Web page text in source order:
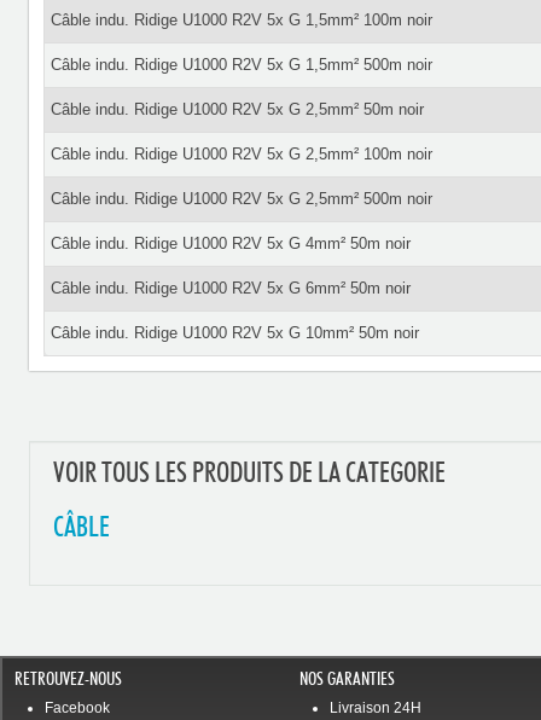
Câble indu. Ridige U1000 R2V 5x G 1,5mm² 100m noir
Câble indu. Ridige U1000 R2V 5x G 1,5mm² 500m noir
Câble indu. Ridige U1000 R2V 5x G 2,5mm² 50m noir
Câble indu. Ridige U1000 R2V 5x G 2,5mm² 100m noir
Câble indu. Ridige U1000 R2V 5x G 2,5mm² 500m noir
Câble indu. Ridige U1000 R2V 5x G 4mm² 50m noir
Câble indu. Ridige U1000 R2V 5x G 6mm² 50m noir
Câble indu. Ridige U1000 R2V 5x G 10mm² 50m noir
VOIR TOUS LES PRODUITS DE LA CATEGORIE
CÂBLE
RETROUVEZ-NOUS
Facebook
NOS GARANTIES
Livraison 24H